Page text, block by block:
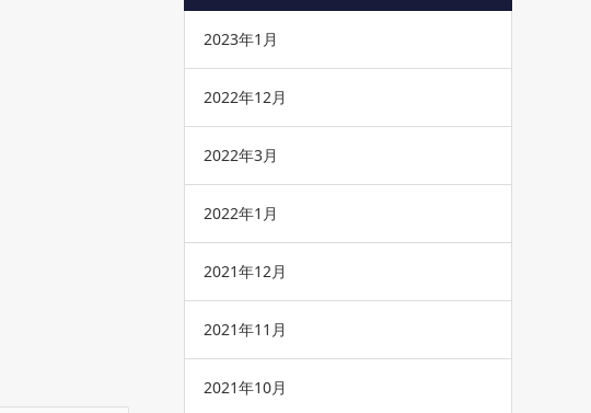
2023年1月
2022年12月
2022年3月
2022年1月
2021年12月
2021年11月
2021年10月